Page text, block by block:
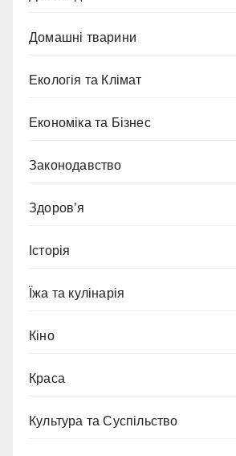
Домашні тварини
Екологія та Клімат
Економіка та Бізнес
Законодавство
Здоров’я
Історія
Їжа та кулінарія
Кіно
Краса
Культура та Суспільство